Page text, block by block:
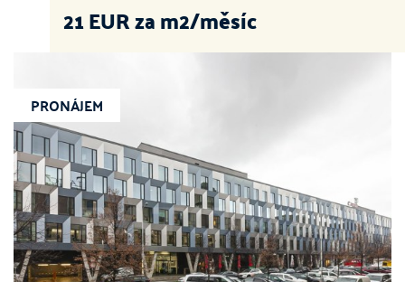
21EUR za m2/měsíc
PRONÁJEM